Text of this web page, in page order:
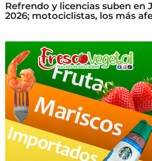
Refrendo y licencias suben en
2026; motociclistas, los más